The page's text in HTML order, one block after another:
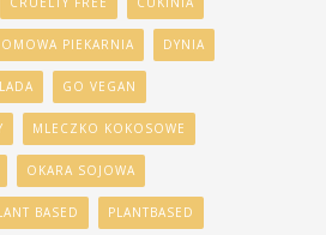
PIEKARNIA DYNIA
GO VEGAN
MLECZKO KOKOSOWE
OKARA SOJOWA
BASED PLANTBASED